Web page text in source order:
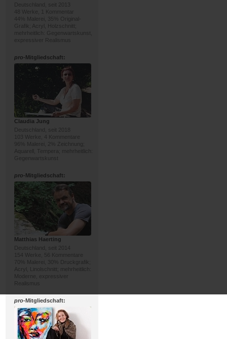
Deutschland, seit 2013
48 Werke, 1 Kommentar
44% Malerei, 35% Original-
Grafik; Acryl, Holzschnitt;
mehrheitlich: Gegenwartskunst,
expressiver Realismus
pro-Mitgliedschaft:
Claudia Jung
Deutschland, seit 2018
103 Werke, 4 Kommentare
96% Malerei, 2% Zeichnung;
Aquarell, Tempera; mehrheitlich:
Gegenwartskunst
pro-Mitgliedschaft:
Matthias Haerting
Deutschland, seit 2014
154 Werke, 56 Kommentare
70% Malerei, 30% Druckgrafik;
Acryl, Linolschnitt; mehrheitlich:
Moderne, expressiver
Realismus
pro-Mitgliedschaft: